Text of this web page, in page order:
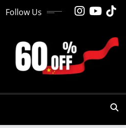
Follow Us